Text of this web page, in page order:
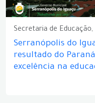
Secretaria de
Serranópolis do
resultado do
excelência na